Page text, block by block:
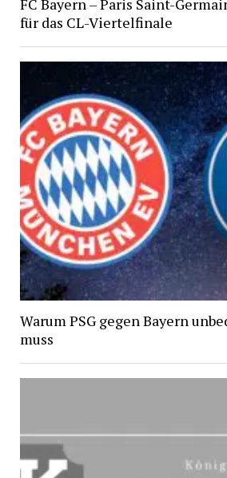
FC Bayern – Paris Saint-
für das CL-Viertelfinale
Warum PSG gegen Bayern
muss